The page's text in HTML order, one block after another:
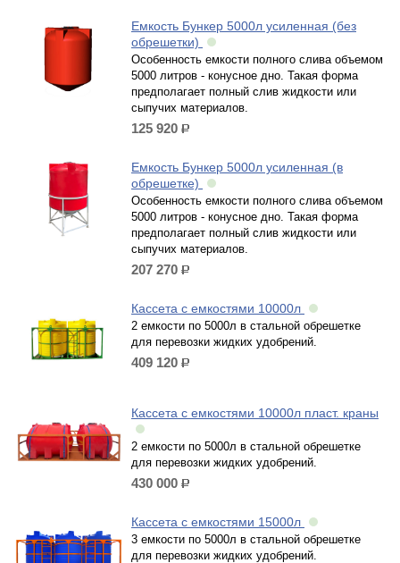
Емкость Бункер 5000л усиленная (без
обрешетки)
Особенность емкости полного слива объемом
5000 литров - конусное дно. Такая форма
предполагает полный слив жидкости или
сыпучих материалов.
125 920 р.
Емкость Бункер 5000л усиленная (в
обрешетке)
Особенность емкости полного слива объемом
5000 литров - конусное дно. Такая форма
предполагает полный слив жидкости или
сыпучих материалов.
207 270 р.
Кассета с емкостями 10000л
2 емкости по 5000л в стальной обрешетке
для перевозки жидких удобрений.
409 120 р.
Кассета с емкостями 10000л пласт. краны
2 емкости по 5000л в стальной обрешетке
для перевозки жидких удобрений.
430 000 р.
Кассета с емкостями 15000л
3 емкости по 5000л в стальной обрешетке
для перевозки жидких удобрений.